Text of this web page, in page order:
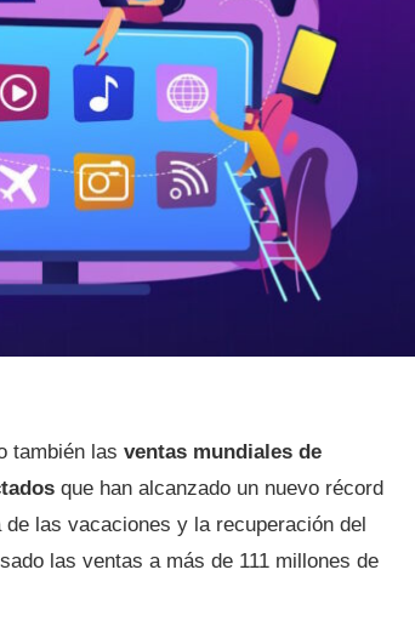
también las ventas mundiales de
que han alcanzado un nuevo récord
las vacaciones y la recuperación del
las ventas a más de 111 millones de